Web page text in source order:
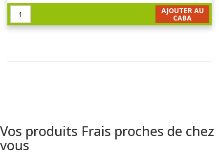
AJOUTER AU
CABA
Vos produits Frais proches de chez
vous